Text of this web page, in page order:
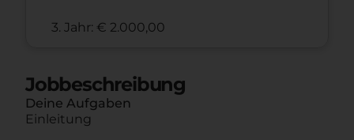
3. Jahr: € 2.000,00
Jobbeschreibung
Deine Aufgaben
Einleitung